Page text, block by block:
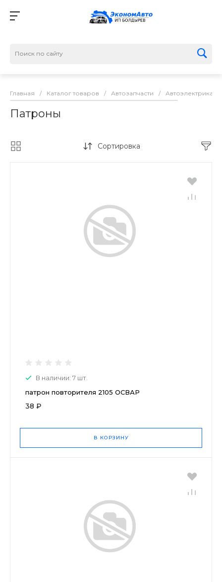
Главная / Каталог товаров / Автозапчасти / Автоэлектрика
Патроны
Сортировка
В наличии: 7 шт.
патрон повторителя 2105 ОСВАР
38 ₽
В КОРЗИНУ